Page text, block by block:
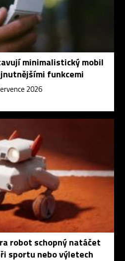
minimalistický mobil
funkcemi
2026
robot schopný natáčet
sportu nebo výletech